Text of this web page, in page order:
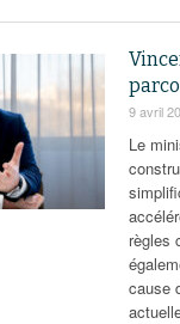
9 avril
Le
règles
cause